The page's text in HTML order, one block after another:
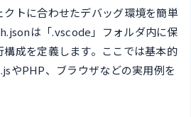
トに合わせたデバッグ環境を簡単
は「.vscode」フォルダ内に保
成を定義します。ここでは基本的
やPHP、ブラウザなどの実用例を